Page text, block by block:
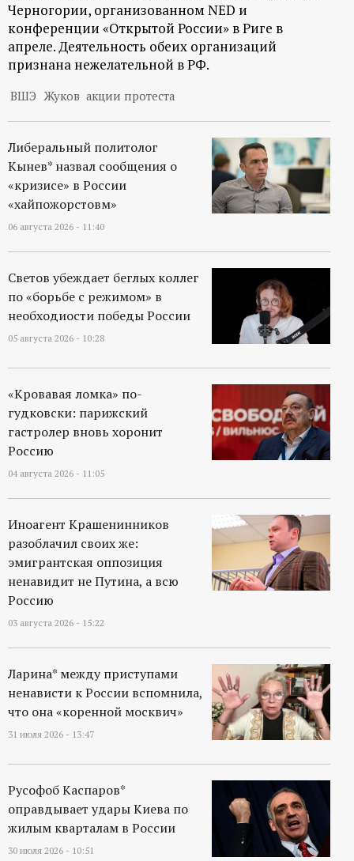
Черногории, организованном NED и
конференции «Открытой России» в Риге в
апреле. Деятельность обеих организаций
признана нежелательной в РФ.
ВШЭ Жуков акции протеста
Либеральный политолог
Кынев* назвал сообщения о
«кризисе» в России
«хайпожорстовм»
06 августа 2026 - 11:40
Светов убеждает беглых коллег
по «борьбе с режимом» в
необходиости победы России
05 августа 2026 - 10:28
«Кровавая ломка» по-
гудковски: парижский
гастролер вновь хоронит
Россию
04 августа 2026 - 11:05
Иноагент Крашенинников
разоблачил своих же:
эмигрантская оппозиция
ненавидит не Путина, а всю
Россию
03 августа 2026 - 15:22
Ларина* между приступами
ненависти к России вспомнила,
что она «коренной москвич»
31 июля 2026 - 13:47
Русофоб Каспаров*
оправдывает удары Киева по
жилым кварталам в России
30 июля 2026 - 10:51